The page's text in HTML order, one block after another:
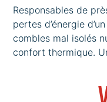
Responsables de
pertes d’énergie
combles mal isolés
confort thermique.